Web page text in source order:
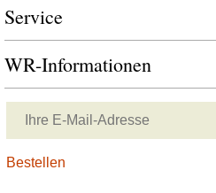
Service
WR-Informationen